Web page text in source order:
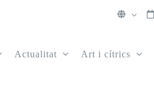
Actualitat Art i cítrics